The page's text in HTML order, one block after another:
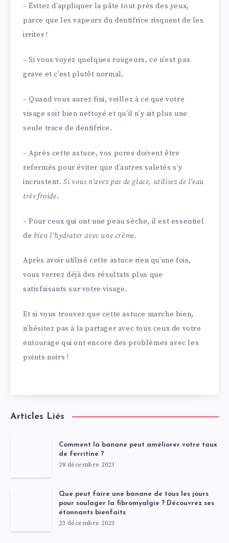
– Évitez d’appliquer la pâte tout près des yeux,
parce que les vapeurs du dentifrice risquent de les
irriter !
– Si vous voyez quelques rougeurs, ce n’est pas
grave et c’est plutôt normal.
– Quand vous aurez fini, veillez à ce que votre
visage soit bien nettoyé et qu’il n’y ait plus une
seule trace de dentifrice.
– Après cette astuce, vos pores doivent être
refermés pour éviter que d’autres saletés s’y
incrustent. Si vous n’avez pas de glace, utilisez de l’eau
très froide.
– Pour ceux qui ont une peau sèche, il est essentiel
de bien l’hydrater avec une crème.
Après avoir utilisé cette astuce rien qu’une fois,
vous verrez déjà des résultats plus que
satisfaisants sur votre visage.
Et si vous trouvez que cette astuce marche bien,
n’hésitez pas à la partager avec tous ceux de votre
entourage qui ont encore des problèmes avec les
points noirs !
Articles Liés
Comment la banane peut améliorer votre taux
de ferritine ?
28 décembre 2023
Que peut faire une banane de tous les jours
pour soulager la fibromyalgie ? Découvrez ses
étonnants bienfaits
23 décembre 2023